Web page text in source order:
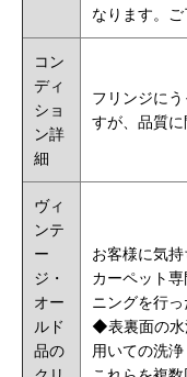
なります。ご
コン
ディ
ショ
ン詳
細
フリンジに
すが、品質に
ヴィ
ンテ
ー
ジ・
オー
ルド
品の
お客様に気
カーペット
ニングを行っ
◆表裏面の
用いての洗